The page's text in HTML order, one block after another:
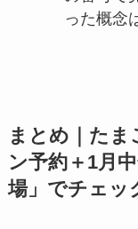
った概念
まとめ｜た
ン予約＋1月
場」でチェッ